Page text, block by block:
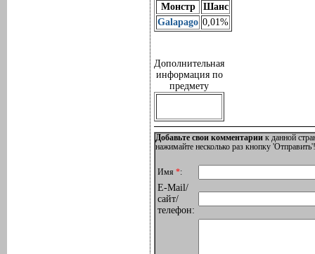
Монстр
Шанс
Galapago 0,01%
Дополнительная
информация по
предмету
Добавьте свои комментарии к данной
нажимайте несколько раз кнопку
Имя*:
E-Mail/
сайт/
телефон: